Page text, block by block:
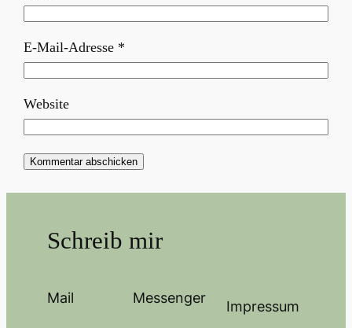
E-Mail-Adresse *
Website
Schreib mir
Mail Messenger
Impressum